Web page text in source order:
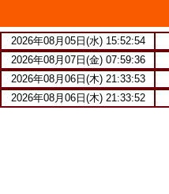
2026年08月05日(水) 15:52:53
2026年08月05日(水) 15:52:54
2026年08月07日(金) 07:59:36
2026年08月06日(木) 21:33:53
2026年08月06日(木) 21:33:52